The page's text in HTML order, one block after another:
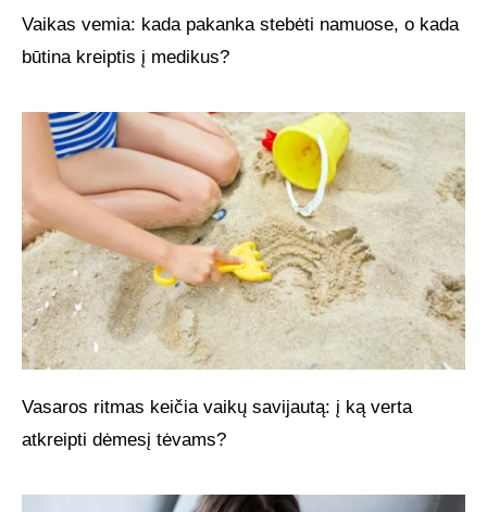
Vaikas vemia: kada pakanka stebėti namuose, o kada
būtina kreiptis į medikus?
Vasaros ritmas keičia vaikų savijautą: į ką verta
atkreipti dėmesį tėvams?